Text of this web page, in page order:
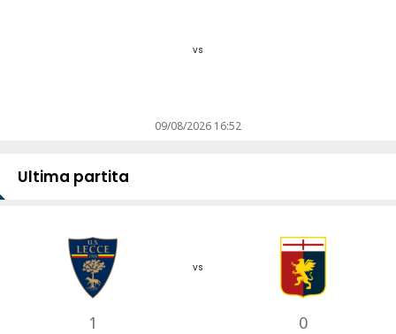
vs
09/08/2026 16:52
Ultima partita
1
vs
0